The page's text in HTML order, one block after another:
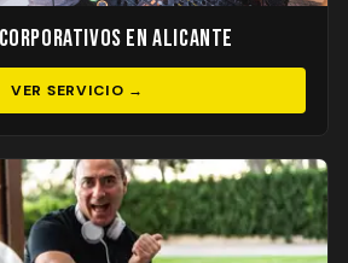
en Alicante
VER SERVICIO →